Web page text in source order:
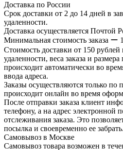
Доставка по России
Срок доставки от 2 до 14 дней в
удаленности.
Доставка осуществляется
Минимальная стоимость заказа ー
Стоимость доставки от 150 рублей
удаленности, веса заказа и
происходит автоматически во
ввода адреса.
Заказы осуществляются только по
происходит онлайн во время
После отправки заказа клиент
телефону, а на адрес электронной
отслеживания заказа. Это
посылка и своевременно ее забрать.
Самовывоз в Москве
Самовывоз товара возможен в